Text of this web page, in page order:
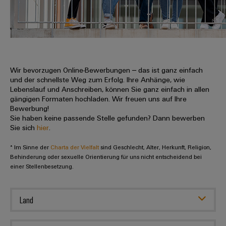
erlebbar
werden.
Datencenter
Produkte
für
Rechenzentren
–
effizient,
zuverlässig,
skalierbar
Energiespeicher
Lösungen
und
Anschlusstechnologie
DC-
u-
OS
Edge
Computing
Industrial
5G
Single
Leiterplattenklemmen
Gehäusesysteme
komponenten
Kabeleinführungssysteme
und
-
komponenten
Anschlussleitungen,
Patchkabel
Fast
Delivery
Beratung
und
digitale
Planung
easyConnect
-
Ihre
uns
Promotionfahrzeug
Distribution
Info
für
unsere
Partner
Vertrieb
Weidmüller
Zahlen
Unser
Vorstand
Nachhaltigkeit
Academy
People
Karriere
Stellen
für
Berufserfahrene
Für
Studierende
Werkstudententätigkeiten
Praktika
Abschlussarbeiten
Wir bevorzugen Online-Bewerbungen – das ist ganz einfach
und der schnellste Weg zum Erfolg. Ihre Anhänge, wie
Lebenslauf und Anschreiben, können Sie ganz einfach in allen
gängigen Formaten hochladen. Wir freuen uns auf Ihre
Bewerbung!
Sie haben keine passende Stelle gefunden? Dann bewerben
Sie sichhier
* Im Sinne der Charta der Vielfalt sind Geschlecht, Alter, Herkunft, Religion,
Behinderung oder sexuelle Orientierung für uns nicht entscheidend bei
einer Stellenbesetzung.
Land